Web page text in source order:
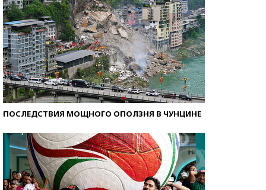
ПОСЛЕДСТВИЯ МОЩНОГО ОПОЛЗНЯ В ЧУНЦИНЕ